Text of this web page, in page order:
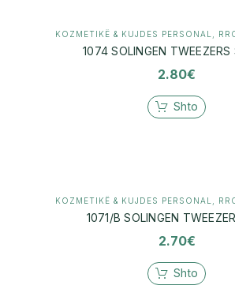
KOZMETIKË & KUJDES PERSONAL
1074 SOLINGEN TWEEZERS
2.80€
Shto
KOZMETIKË & KUJDES PERSONAL
1071/B SOLINGEN
2.70€
Shto